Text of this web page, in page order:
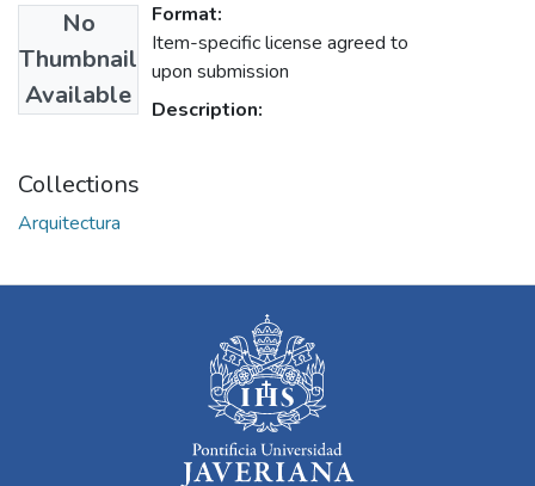
No
Thumbnail
Available
Format:
Item-specific license agreed to
upon submission
Description:
Collections
Arquitectura